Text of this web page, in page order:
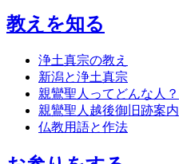
教えを知る
浄土真宗の教え
新潟と浄土真宗
親鸞聖人ってどんな人？
親鸞聖人越後御旧跡案内
仏教用語と作法